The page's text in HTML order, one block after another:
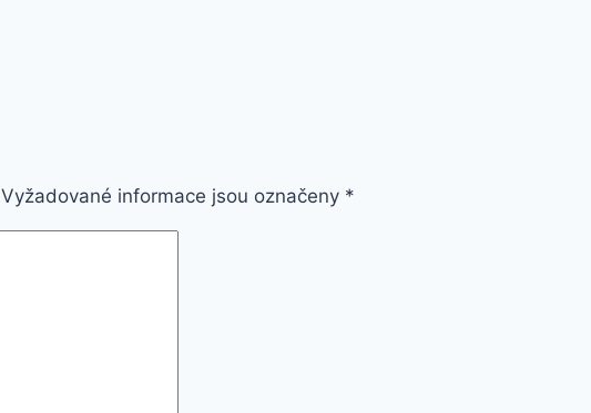
Vyžadované informace jsou označeny *